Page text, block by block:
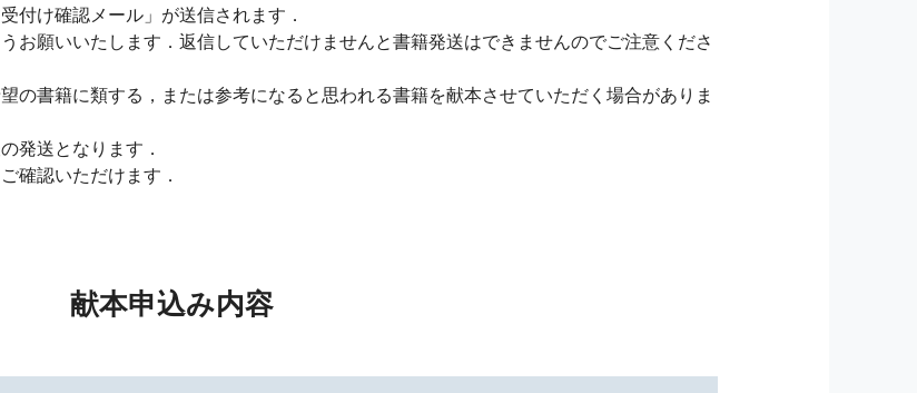
付け確認メール」が送信されます．
お願いいたします．返信していただけませんと書籍発送はできませんのでご注意くださ
の書籍に類する，または参考になると思われる書籍を献本させていただく場合がありま
発送となります．
確認いただけます．
献本申込み内容